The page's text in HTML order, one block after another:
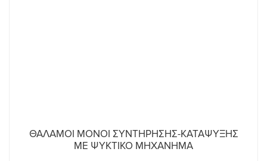
ΘΑΛΑΜΟΙ ΜΟΝΟΙ ΣΥΝΤΗΡΗΣΗΣ-ΚΑΤΑΨΥΞΗΣ
ΜΕ ΨΥΚΤΙΚΟ ΜΗΧΑΝΗΜΑ